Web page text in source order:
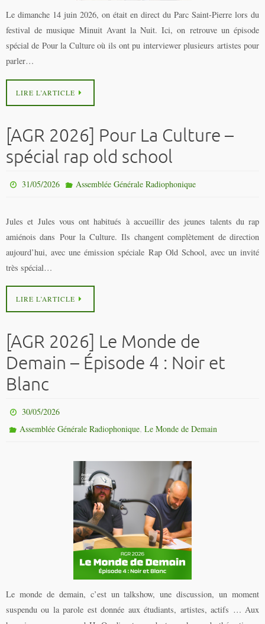
Le dimanche 14 juin 2026, on était en direct du Parc Saint-Pierre lors du
festival de musique Minuit Avant la Nuit. Ici, on retrouve un épisode
spécial de Pour la Culture où ils ont pu interviewer plusieurs artistes pour
parler…
LIRE L’ARTICLE
[AGR 2026] Pour La Culture –
spécial rap old school
31/05/2026 Assemblée Générale Radiophonique
Jules et Jules vous ont habitués à accueillir des jeunes talents du rap
amiénois dans Pour la Culture. Ils changent complètement de direction
aujourd’hui, avec une émission spéciale Rap Old School, avec un invité
très spécial…
LIRE L’ARTICLE
[AGR 2026] Le Monde de
Demain – Épisode 4 : Noir et
Blanc
30/05/2026
Assemblée Générale Radiophonique,Le Monde de Demain
Le monde de demain, c’est un talkshow, une discussion, un moment
suspendu ou la parole est donnée aux étudiants, artistes, actifs … Aux